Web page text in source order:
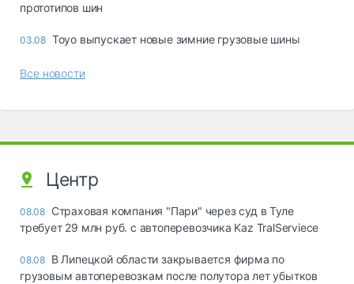
прототипов шин
03.08 Toyo выпускает новые зимние грузовые шины
Все новости
Центр
08.08 Страховая компания "Пари" через суд в Туле
требует 29 млн руб. с автоперевозчика Kaz TralServiece
08.08 В Липецкой области закрывается фирма по
грузовым автоперевозкам после полутора лет убытков